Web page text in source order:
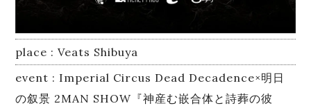
Online Recording
place : Veats Shibuya
event : Imperial Circus Dead Decadence×明⽇
の叙景 2MAN SHOW『神産む嵌合体と詩葬の彼